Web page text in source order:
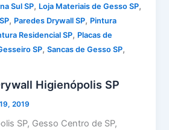
Sul SP, Loja Materiais de Gesso SP,
, Paredes Drywall SP, Pintura
Residencial SP, Placas de
SP,Sancas de Gesso SP,
Higienópolis SP
2019
SP, Gesso Centro de SP,